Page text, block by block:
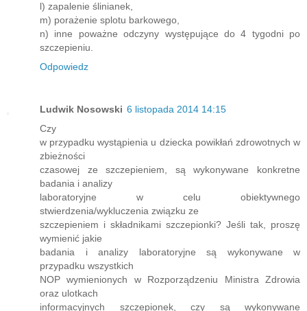
l) zapalenie ślinianek,
m) porażenie splotu barkowego,
n) inne poważne odczyny występujące do 4 tygodni po
szczepieniu.
Odpowiedz
Ludwik Nosowski 6 listopada 2014 14:15
Czy
w przypadku wystąpienia u dziecka powikłań zdrowotnych w
zbieżności
czasowej ze szczepieniem, są wykonywane konkretne
badania i analizy
laboratoryjne w celu obiektywnego
stwierdzenia/wykluczenia związku ze
szczepieniem i składnikami szczepionki? Jeśli tak, proszę
wymienić jakie
badania i analizy laboratoryjne są wykonywane w
przypadku wszystkich
NOP wymienionych w Rozporządzeniu Ministra Zdrowia
oraz ulotkach
informacyjnych szczepionek, czy są wykonywane